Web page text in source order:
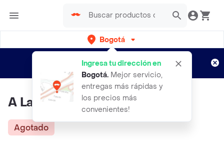
Bogotá
Ingresa tu dirección en
Bogotá. Mejor servicio,
entregas más rápidas y
los precios más
convenientes!
envíos gratis por semanas
Aplican TyC
A La Orilla de la Luz
Agotado